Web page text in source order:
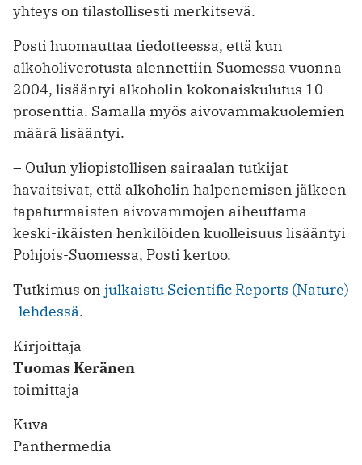
yhteys on tilastollisesti merkitsevä.
Posti huomauttaa tiedotteessa, että kun
alkoholiverotusta alennettiin Suomessa vuonna
2004, lisääntyi alkoholin kokonaiskulutus 10
prosenttia. Samalla myös aivovammakuolemien
määrä lisääntyi.
– Oulun yliopistollisen sairaalan tutkijat
havaitsivat, että alkoholin halpenemisen jälkeen
tapaturmaisten aivovammojen aiheuttama
keski-ikäisten henkilöiden kuolleisuus lisääntyi
Pohjois-Suomessa, Posti kertoo.
Tutkimus on julkaistu Scientific Reports (Nature)
-lehdessä.
Kirjoittaja
Tuomas Keränen
toimittaja
Kuva
Panthermedia